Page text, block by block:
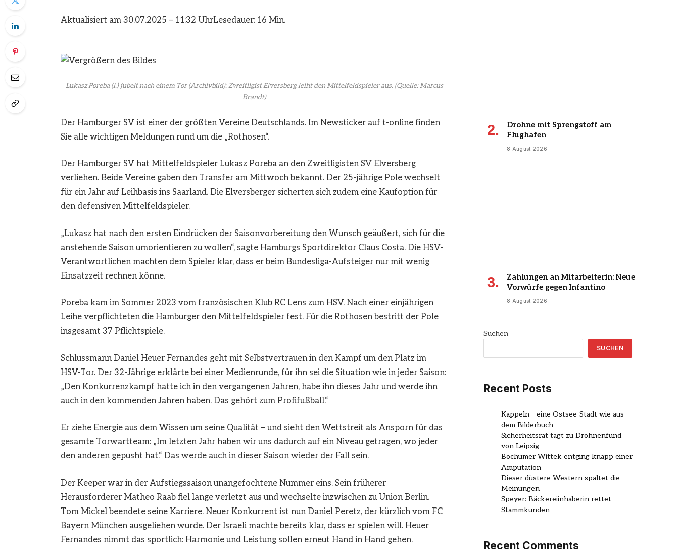
Aktualisiert am 30.07.2025 – 11:32 UhrLesedauer: 16 Min.
Lukasz Poreba (l.) jubelt nach einem Tor (Archivbild): Zweitligist Elversberg leiht den Mittelfeldspieler aus.(Quelle: Marcus
Brandt)
Der Hamburger SV ist einer der größten Vereine Deutschlands. Im Newsticker auf t-online finden
Sie alle wichtigen Meldungen rund um die „Rothosen“.
Der Hamburger SV hat Mittelfeldspieler Lukasz Poreba an den Zweitligisten SV Elversberg
verliehen. Beide Vereine gaben den Transfer am Mittwoch bekannt. Der 25-jährige Pole wechselt
für ein Jahr auf Leihbasis ins Saarland. Die Elversberger sicherten sich zudem eine Kaufoption für
den defensiven Mittelfeldspieler.
„Lukasz hat nach den ersten Eindrücken der Saisonvorbereitung den Wunsch geäußert, sich für die
anstehende Saison umorientieren zu wollen“, sagte Hamburgs Sportdirektor Claus Costa. Die HSV-
Verantwortlichen machten dem Spieler klar, dass er beim Bundesliga-Aufsteiger nur mit wenig
Einsatzzeit rechnen könne.
Poreba kam im Sommer 2023 vom französischen Klub RC Lens zum HSV. Nach einer einjährigen
Leihe verpflichteten die Hamburger den Mittelfeldspieler fest. Für die Rothosen bestritt der Pole
insgesamt 37 Pflichtspiele.
Schlussmann Daniel Heuer Fernandes geht mit Selbstvertrauen in den Kampf um den Platz im
HSV-Tor. Der 32-Jährige erklärte bei einer Medienrunde, für ihn sei die Situation wie in jeder Saison:
„Den Konkurrenzkampf hatte ich in den vergangenen Jahren, habe ihn dieses Jahr und werde ihn
auch in den kommenden Jahren haben. Das gehört zum Profifußball.“
Er ziehe Energie aus dem Wissen um seine Qualität – und sieht den Wettstreit als Ansporn für das
gesamte Torwartteam: „Im letzten Jahr haben wir uns dadurch auf ein Niveau getragen, wo jeder
den anderen gepusht hat.“ Das werde auch in dieser Saison wieder der Fall sein.
Der Keeper war in der Aufstiegssaison unangefochtene Nummer eins. Sein früherer
Herausforderer Matheo Raab fiel lange verletzt aus und wechselte inzwischen zu Union Berlin.
Tom Mickel beendete seine Karriere. Neuer Konkurrent ist nun Daniel Peretz, der kürzlich vom FC
Bayern München ausgeliehen wurde. Der Israeli machte bereits klar, dass er spielen will. Heuer
Fernandes nimmt das sportlich: Harmonie und Leistung sollen erneut Hand in Hand gehen.
Drohne mit Sprengstoff am
Flughafen
8 August 2026
Zahlungen an Mitarbeiterin: Neue
Vorwürfe gegen Infantino
8 August 2026
Suchen
SUCHEN
Recent Posts
Kappeln – eine Ostsee-Stadt wie aus
dem Bilderbuch
Sicherheitsrat tagt zu Drohnenfund
von Leipzig
Bochumer Wittek entging knapp einer
Amputation
Dieser düstere Western spaltet die
Meinungen
Speyer: Bäckereiinhaberin rettet
Stammkunden
Recent Comments